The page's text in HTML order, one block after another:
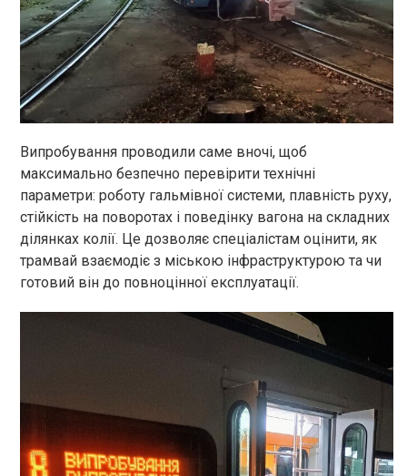
Випробування проводили саме вночі, щоб
максимально безпечно перевірити технічні
параметри: роботу гальмівної системи, плавність руху,
стійкість на поворотах і поведінку вагона на складних
ділянках колії. Це дозволяє спеціалістам оцінити, як
трамвай взаємодіє з міською інфраструктурою та чи
готовий він до повноцінної експлуатації.